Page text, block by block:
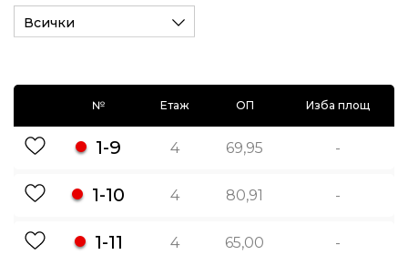
Всички
№ Етаж ОП Изба площ
1-9 4 69,95 -
1-10 4 80,91 -
1-11 4 65,00 -